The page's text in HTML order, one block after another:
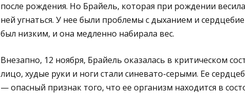
после рождения. Но Брайель, которая при рождении
ней угнаться. У нее были проблемы с дыханием и
был низким, и она медленно набирала вес.
Внезапно, 12 ноября, Брайель оказалась в критическом
лицо, худые руки и ноги стали синевато-серыми. Ее
— опасный признак того, что ее организм находится в